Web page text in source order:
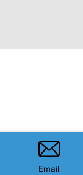
Email